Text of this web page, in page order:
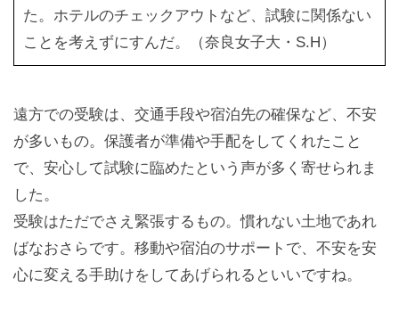
た。ホテルのチェックアウトなど、試験に関係ない
ことを考えずにすんだ。（奈良女子大・S.H）
遠方での受験は、交通手段や宿泊先の確保など、不安
が多いもの。保護者が準備や手配をしてくれたこと
で、安心して試験に臨めたという声が多く寄せられま
した。
受験はただでさえ緊張するもの。慣れない土地であれ
ばなおさらです。移動や宿泊のサポートで、不安を安
心に変える手助けをしてあげられるといいですね。